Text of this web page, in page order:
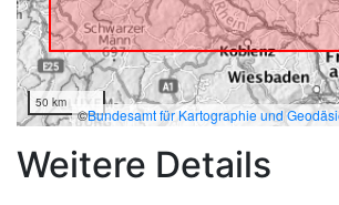
50 km
©Bundesamt für Kartographie und
Weitere Details